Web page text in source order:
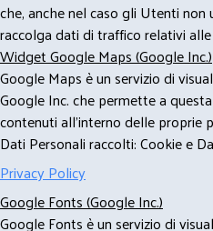
che, anche nel caso gli Utenti
raccolga dati di traffico relativi
Widget Google Maps (Google Inc.)
Google Maps è un servizio di
Google Inc. che permette a
contenuti all'interno delle proprie
Dati Personali raccolti: Cookie e
Privacy Policy
Google Fonts (Google Inc.)
Google Fonts è un servizio di